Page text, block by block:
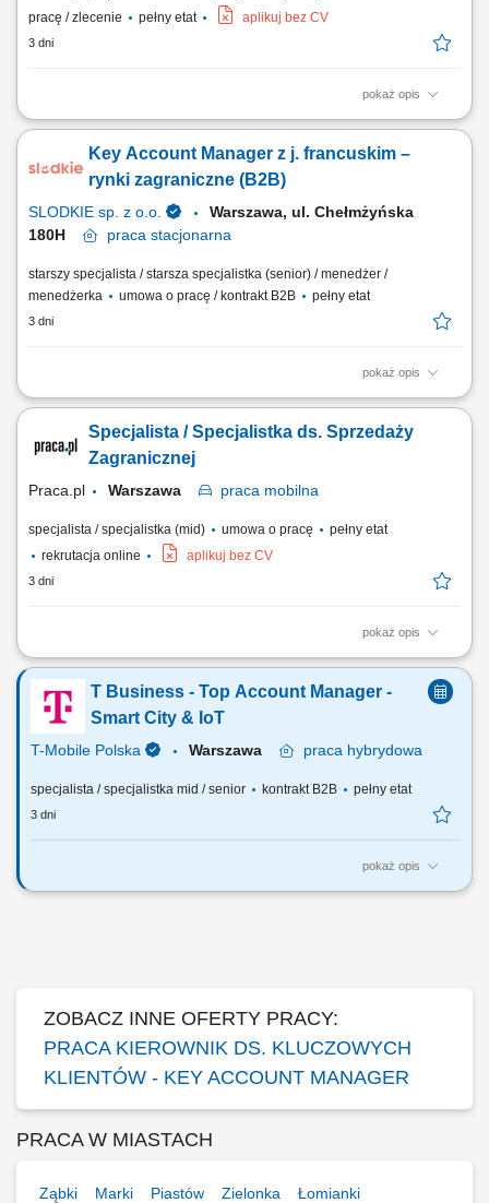
pracę / zlecenie
pełny etat aplikuj bez CV
3 dni
pokaż opis
Aktywne pozyskiwanie nowych klientów biznesowych oraz rozwijanie
identyfikowanie potrzeb klientów B2B. Przygotowywanie ofert,
negocjowanie warunków współpracy oraz koordynowanie procesu
Key Account Manager z j. francuskim –
rynki zagraniczne (B2B)
SLODKIE sp. z o.o.
Warszawa, ul. Chełmżyńska
180H
praca stacjonarna
starszy specjalista / starsza specjalistka (senior) / menedżer /
menedżerka
umowa o pracę / kontrakt B2B pełny etat
3 dni
pokaż opis
Zakres obowiązków: Aktywne pozyskiwanie nowych partnerów
rozmów handlowych (telefon, e-mail, online, spotkania bezpośrednie)
Udział w międzynarodowych targach i wydarzeniach branżowych;
Specjalista / Specjalistka ds. Sprzedaży
Zagranicznej
Praca.pl Warszawa praca mobilna
specjalista / specjalistka (mid) umowa o pracę
pełny etat
rekrutacja online
aplikuj bez CV
3 dni
pokaż opis
Zakres obowiązków: Aktywne pozyskiwanie nowych klientów oraz
partnerów biznesowych na rynkach zagranicznych. Rozwijanie
współpracy z obecnymi kontrahentami i budowanie długofalowych
relacji. Przygotowywanie ofert handlowych oraz prowadzenie negocjacji
z klientami w języku obcym. Realizacja...
T Business - Top Account Manager -
Smart City & IoT
T-Mobile Polska Warszawa praca hybrydowa
specjalista / specjalistka mid / senior kontrakt B2B pełny etat
3 dni
pokaż opis
Zadania, które na Ciebie czekają: Pozyskiwanie Klientów w celu
ZOBACZ INNE OFERTY PRACY:
PRACA KIEROWNIK DS. KLUCZOWYCH
KLIENTÓW - KEY ACCOUNT MANAGER
PRACA W MIASTACH
Ząbki Marki Piastów Zielonka Łomianki